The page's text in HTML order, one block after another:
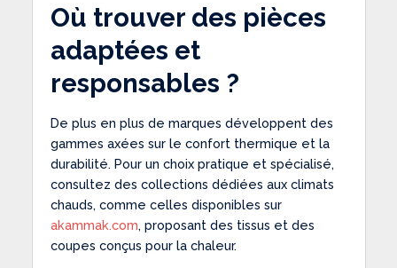
Où trouver des pièces
adaptées et
responsables ?
De plus en plus de marques développent des
gammes axées sur le confort thermique et la
durabilité. Pour un choix pratique et spécialisé,
consultez des collections dédiées aux climats
chauds, comme celles disponibles sur
akammak.com, proposant des tissus et des
coupes conçus pour la chaleur.